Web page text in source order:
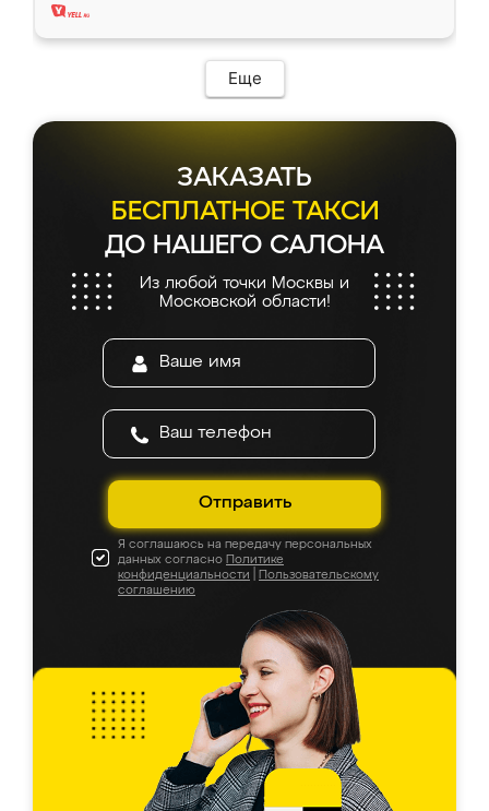
Еще
ЗАКАЗАТЬ
БЕСПЛАТНОЕ ТАКСИ
ДО НАШЕГО САЛОНА
Из любой точки Москвы и
Московской области!
Отправить
Я соглашаюсь на передачу персональных
данных согласно Политике
конфиденциальности
Пользовательскому
соглашению